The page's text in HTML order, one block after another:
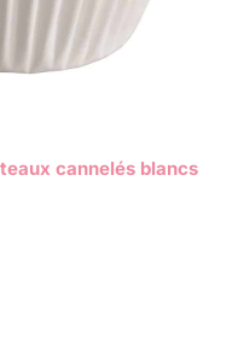
cannelés blancs